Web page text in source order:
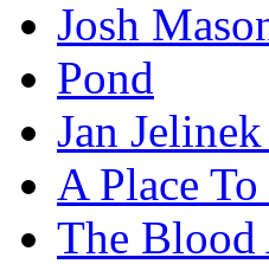
Josh
Pond
Jan
A Place
The Blood